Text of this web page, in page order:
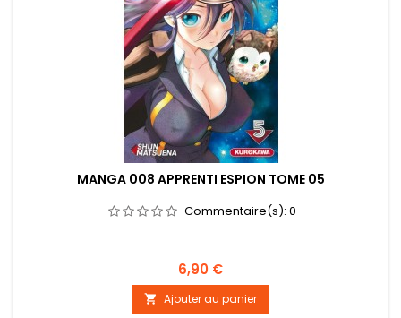
MANGA 008 APPRENTI ESPION TOME 05
Commentaire(s): 0
Prix
6,90 €
 Ajouter au panier